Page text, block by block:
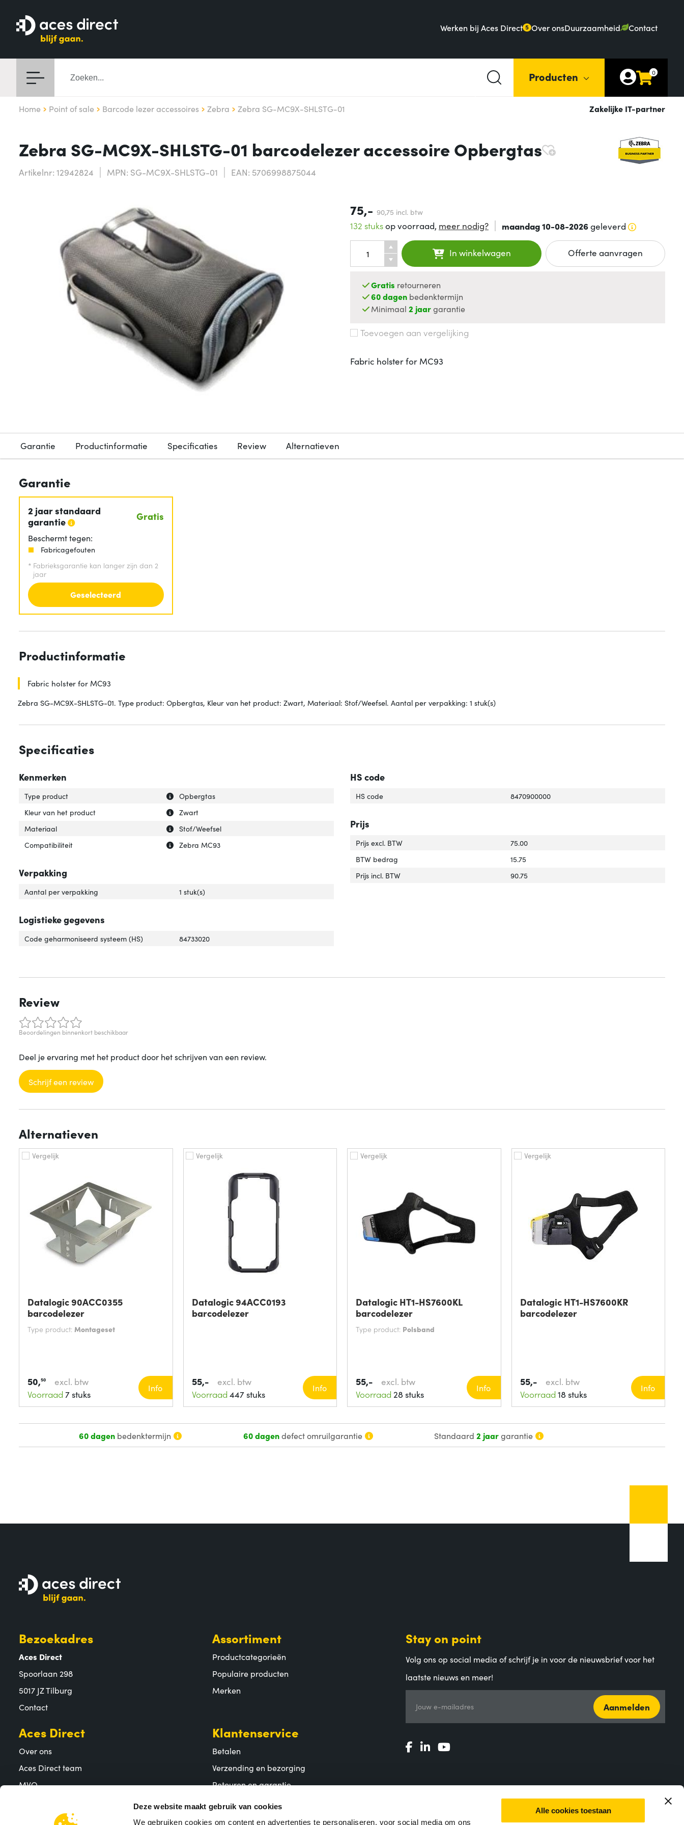
Deze website maakt gebruik van cookies
We gebruiken cookies om content en advertenties te personaliseren, voor social media om ons
Alle cookies toestaan
Werken bij Aces Direct 5 Over onsDuurzaamheid Contact
Producten 0
Home Point of sale Barcode lezer accessoires Zebra Zebra SG-MC9X-SHLSTG-01 Zakelijke IT-partner
Zebra SG-MC9X-SHLSTG-01 barcodelezer accessoire Opbergtas
Artikelnr: 12942824 MPN: SG-MC9X-SHLSTG-01 EAN: 5706998875044
75,- 90,75 incl. btw
132 stuksop voorraad, meer nodig? maandag 10-08-2026geleverd
In winkelwagen Offerte aanvragen
Gratis retourneren
60 dagen bedenktermijn
Minimaal2 jaargarantie
Toevoegen aan vergelijking
Fabric holster for MC93
Garantie Productinformatie Specificaties Review Alternatieven
Garantie
2 jaar standaard
garantie
Gratis
Beschermt tegen:
Fabricagefouten
* Fabrieksgarantie kan langer zijn dan 2
jaar
Geselecteerd
Productinformatie
Fabric holster for MC93
Zebra SG-MC9X-SHLSTG-01. Type product: Opbergtas, Kleur van het product: Zwart, Materiaal: Stof/Weefsel. Aantal per verpakking: 1 stuk(s)
Specificaties
Kenmerken
Uitleg over 'Type product'
Verberg uitleg over 'Type product'
Type product
Opbergtas
Uitleg over 'Kleur van het product'
Verberg uitleg over 'Kleur van het product'
Kleur van het product
Zwart
Uitleg over 'Materiaal'
Verberg uitleg over 'Materiaal'
Materiaal
Stof/Weefsel
Uitleg over 'Compatibiliteit'
Verberg uitleg over 'Compatibiliteit'
Compatibiliteit Zebra MC93
Verpakking
Aantal per verpakking 1 stuk(s)
Logistieke gegevens
Code geharmoniseerd systeem (HS) 84733020
HS code
HS code 8470900000
Prijs
Prijs excl. BTW
75.00
BTW bedrag
15.75
Prijs incl. BTW
90.75
Review
Beoordelingen binnenkort beschikbaar
Deel je ervaring met het product door het schrijven van een review.
Schrijf een review
Alternatieven
Vergelijk
Datalogic 90ACC0355
barcodelezer
Type product: Montageset
50,50
excl. btw
Voorraad 7 stuks
Info
Vergelijk
Datalogic 94ACC0193
barcodelezer
55,-
excl. btw
Voorraad 447 stuks
Info
Vergelijk
Datalogic HT1-HS7600KL
barcodelezer
Type product: Polsband
55,-
excl. btw
Voorraad 28 stuks
Info
Vergelijk
Datalogic HT1-HS7600KR
barcodelezer
55,-
excl. btw
Voorraad 18 stuks
Info
60 dagenbedenktermijn 60 dagendefect omruilgarantie Standaard2 jaargarantie
Bezoekadres
Aces Direct
Spoorlaan 298
5017 JZ Tilburg
Contact
Assortiment
Productcategorieën
Populaire producten
Merken
Aces Direct
Over ons
Aces Direct team
MVO
Klantenservice
Betalen
Verzending en bezorging
Retouren en garantie
Veelgestelde vragen
Stay on point
Volg ons op social media of schrijf je in voor de nieuwsbrief voor het
laatste nieuws en meer!
Jouw e-mailadres Aanmelden